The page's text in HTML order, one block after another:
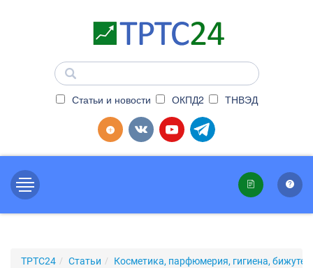
Статьи и новости ОКПД2 ТНВЭД
ТРТС24 Статьи Косметика, парфюмерия, гигиена,